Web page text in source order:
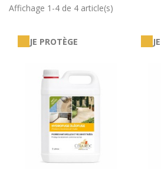
Affichage 1-4 de 4 article(s)
JE PROTÈGE